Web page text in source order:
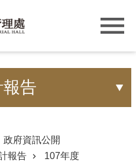
告
政府資訊公開
報告 107年度